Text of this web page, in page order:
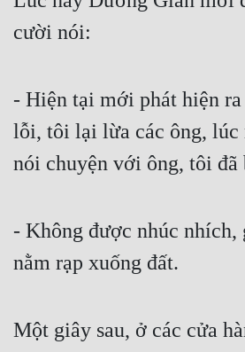
Đồng Nhân
Ngự Thú
Truyện Nam
Vô Địch Lưu
cười nói:
- Hiện tại mới phát hiện
lỗi, tôi lại lừa các ông, lúc
nói chuyện với ông, tôi đã
- Không được nhúc nhích,
nằm rạp xuống đất.
Một giây sau, ở các cửa